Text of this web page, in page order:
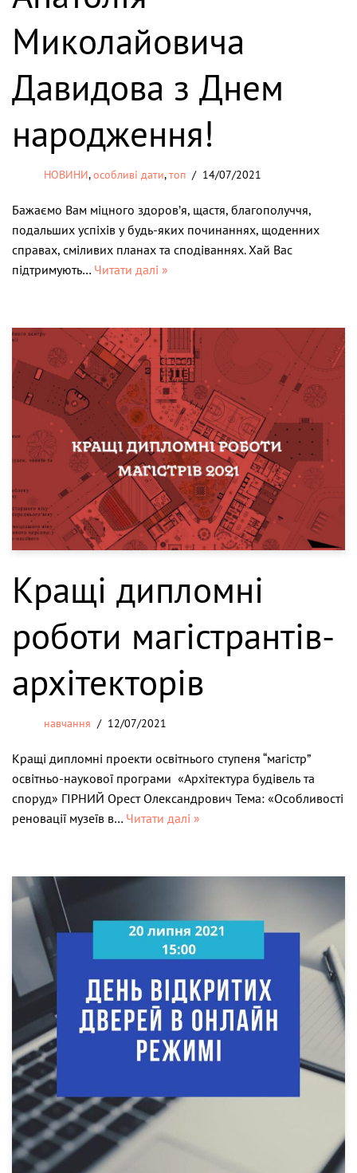
Миколайовича
Давидова з Днем
народження!
НОВИНИ,особливі дати,топ 14/07/2021
Бажаємо Вам міцного здоров’я, щастя, благополуччя,
подальших успіхів у будь-яких починаннях, щоденних
справах, сміливих планах та сподіваннях. Хай Вас
підтримують… Читати далі »
Кращі дипломні
роботи магістрантів-
архітекторів
навчання 12/07/2021
Кращі дипломні проекти освітнього ступеня “магістр”
освітньо-наукової програми «Архітектура будівель та
споруд» ГІРНИЙ Орест Олександрович Тема: «Особливості
реновації музеїв в… Читати далі »